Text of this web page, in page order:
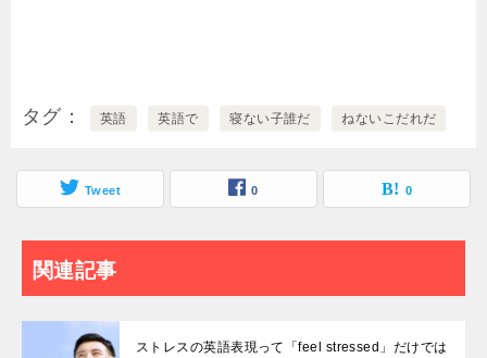
タグ 英語 英語で 寝ない子誰だ ねないこだれだ
Tweet 0 0
関連記事
ストレスの英語表現って「feel stressed」だけでは